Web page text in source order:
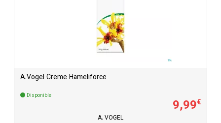
A.Vogel Creme Hameliforce
Disponible
9,99€
A. VOGEL